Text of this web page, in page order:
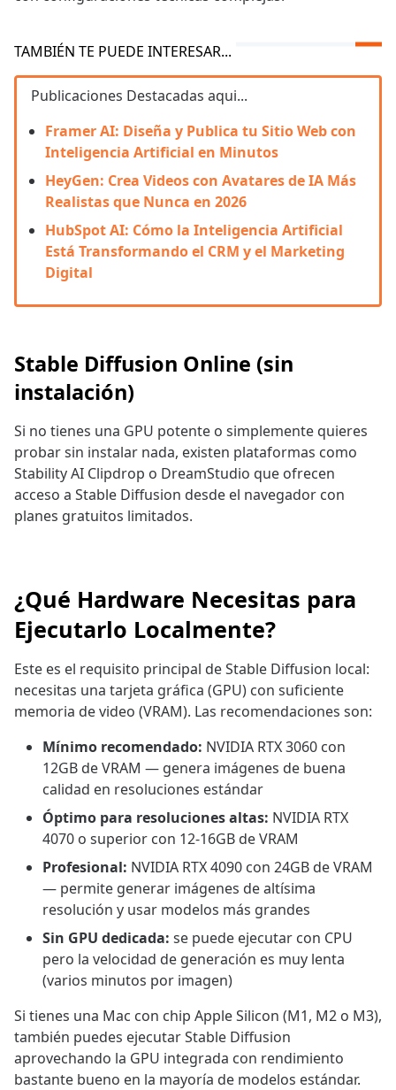
TAMBIÉN TE PUEDE INTERESAR...
Publicaciones Destacadas aqui...
Framer AI: Diseña y Publica tu Sitio Web con
Inteligencia Artificial en Minutos
HeyGen: Crea Videos con Avatares de IA Más
Realistas que Nunca en 2026
HubSpot AI: Cómo la Inteligencia Artificial
Está Transformando el CRM y el Marketing
Digital
Stable Diffusion Online (sin
instalación)
Si no tienes una GPU potente o simplemente quieres
probar sin instalar nada, existen plataformas como
Stability AI Clipdrop o DreamStudio que ofrecen
acceso a Stable Diffusion desde el navegador con
planes gratuitos limitados.
¿Qué Hardware Necesitas para
Ejecutarlo Localmente?
Este es el requisito principal de Stable Diffusion local:
necesitas una tarjeta gráfica (GPU) con suficiente
memoria de video (VRAM). Las recomendaciones son:
Mínimo recomendado: NVIDIA RTX 3060 con
12GB de VRAM — genera imágenes de buena
calidad en resoluciones estándar
Óptimo para resoluciones altas: NVIDIA RTX
4070 o superior con 12-16GB de VRAM
Profesional: NVIDIA RTX 4090 con 24GB de VRAM
— permite generar imágenes de altísima
resolución y usar modelos más grandes
Sin GPU dedicada: se puede ejecutar con CPU
pero la velocidad de generación es muy lenta
(varios minutos por imagen)
Si tienes una Mac con chip Apple Silicon (M1, M2 o M3),
también puedes ejecutar Stable Diffusion
aprovechando la GPU integrada con rendimiento
bastante bueno en la mayoría de modelos estándar.